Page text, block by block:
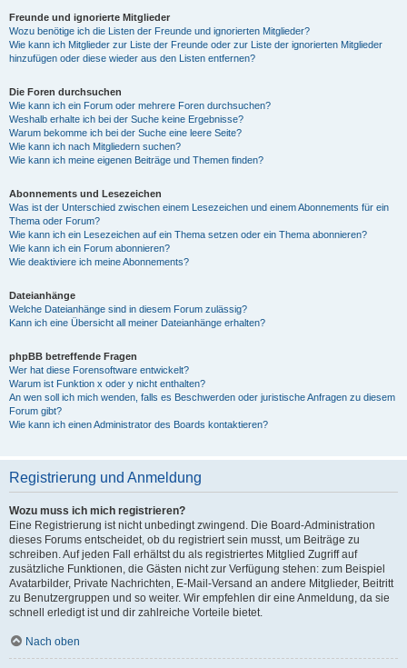
Freunde und ignorierte Mitglieder
Wozu benötige ich die Listen der Freunde und ignorierten Mitglieder?
Wie kann ich Mitglieder zur Liste der Freunde oder zur Liste der ignorierten Mitglieder
hinzufügen oder diese wieder aus den Listen entfernen?
Die Foren durchsuchen
Wie kann ich ein Forum oder mehrere Foren durchsuchen?
Weshalb erhalte ich bei der Suche keine Ergebnisse?
Warum bekomme ich bei der Suche eine leere Seite?
Wie kann ich nach Mitgliedern suchen?
Wie kann ich meine eigenen Beiträge und Themen finden?
Abonnements und Lesezeichen
Was ist der Unterschied zwischen einem Lesezeichen und einem Abonnements für ein
Thema oder Forum?
Wie kann ich ein Lesezeichen auf ein Thema setzen oder ein Thema abonnieren?
Wie kann ich ein Forum abonnieren?
Wie deaktiviere ich meine Abonnements?
Dateianhänge
Welche Dateianhänge sind in diesem Forum zulässig?
Kann ich eine Übersicht all meiner Dateianhänge erhalten?
phpBB betreffende Fragen
Wer hat diese Forensoftware entwickelt?
Warum ist Funktion x oder y nicht enthalten?
An wen soll ich mich wenden, falls es Beschwerden oder juristische Anfragen zu diesem
Forum gibt?
Wie kann ich einen Administrator des Boards kontaktieren?
Registrierung und Anmeldung
Wozu muss ich mich registrieren?
Eine Registrierung ist nicht unbedingt zwingend. Die Board-Administration
dieses Forums entscheidet, ob du registriert sein musst, um Beiträge zu
schreiben. Auf jeden Fall erhältst du als registriertes Mitglied Zugriff auf
zusätzliche Funktionen, die Gästen nicht zur Verfügung stehen: zum Beispiel
Avatarbilder, Private Nachrichten, E-Mail-Versand an andere Mitglieder, Beitritt
zu Benutzergruppen und so weiter. Wir empfehlen dir eine Anmeldung, da sie
schnell erledigt ist und dir zahlreiche Vorteile bietet.
Nach oben